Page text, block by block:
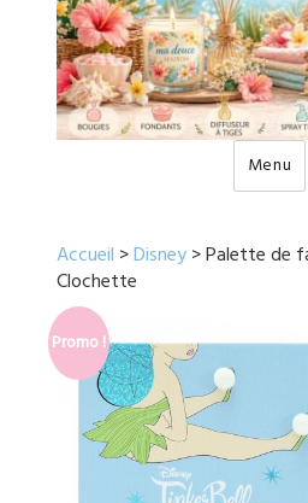
Menu
Accueil >Disney> Palette de
Clochette
Promo !